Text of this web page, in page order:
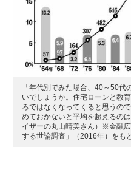
「年代別でみた場合、40～50
いでしょうか。住宅ローンと教
ろではなくなってくると思うの
めておかないと平均を超えるの
イザーの丸山晴美さん）※金融
する世論調査」（2016年）をも